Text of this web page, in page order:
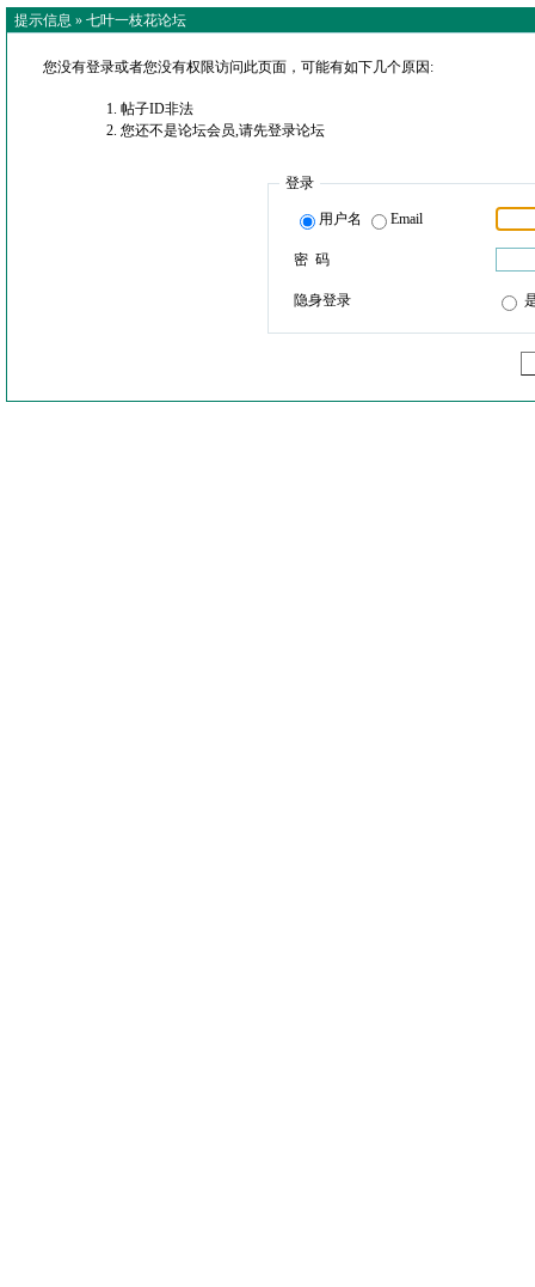
提示信息 » 七叶一枝花论坛
您没有登录或者您没有权限访问此页面，可能有如下几个原因:
帖子ID非法
您还不是论坛会员,请先登录论坛
登录
用户名 Email
密 码
隐身登录